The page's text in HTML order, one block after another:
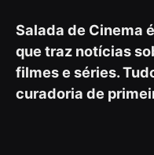
Salada de Cinema
que traz notícias
filmes e séries.
curadoria de